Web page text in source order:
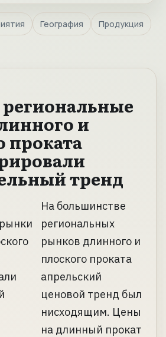
География Продукция
региональные
и
проката
тренд
На большинстве
региональных
рынков длинного и
плоского проката
апрельский
ценовой тренд был
нисходящим. Цены
на длинный прокат